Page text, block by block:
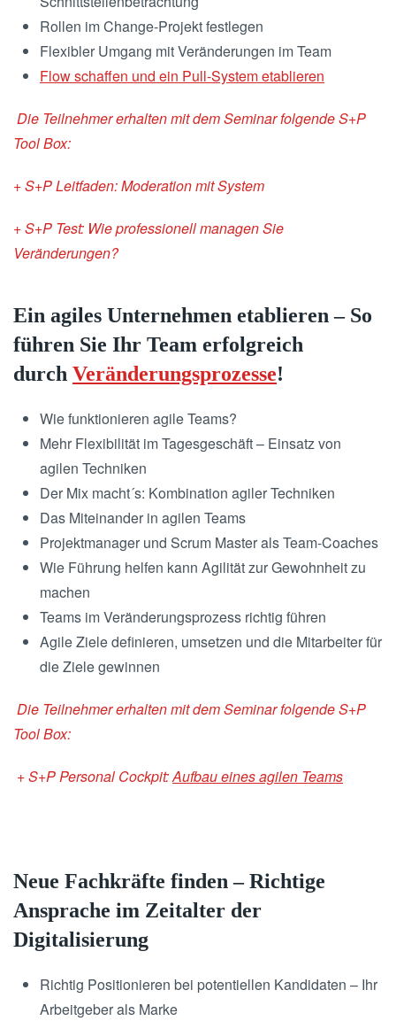
Rollen im Change-Projekt festlegen
Flexibler Umgang mit Veränderungen im Team
Flow schaffen und ein Pull-System etablieren
Die Teilnehmer erhalten mit dem Seminar folgende S+P
Tool Box:
+ S+P Leitfaden: Moderation mit System
+ S+P Test: Wie professionell managen Sie
Veränderungen?
Ein agiles Unternehmen etablieren – So
führen Sie Ihr Team erfolgreich
durch Veränderungsprozesse!
Wie funktionieren agile Teams?
Mehr Flexibilität im Tagesgeschäft – Einsatz von
agilen Techniken
Der Mix macht´s: Kombination agiler Techniken
Das Miteinander in agilen Teams
Projektmanager und Scrum Master als Team-Coaches
Wie Führung helfen kann Agilität zur Gewohnheit zu
machen
Teams im Veränderungsprozess richtig führen
Agile Ziele definieren, umsetzen und die Mitarbeiter für
die Ziele gewinnen
Die Teilnehmer erhalten mit dem Seminar folgende S+P
Tool Box:
+ S+P Personal Cockpit:Aufbau eines agilen Teams
Neue Fachkräfte finden – Richtige
Ansprache im Zeitalter der
Digitalisierung
Richtig Positionieren bei potentiellen Kandidaten – Ihr
Arbeitgeber als Marke